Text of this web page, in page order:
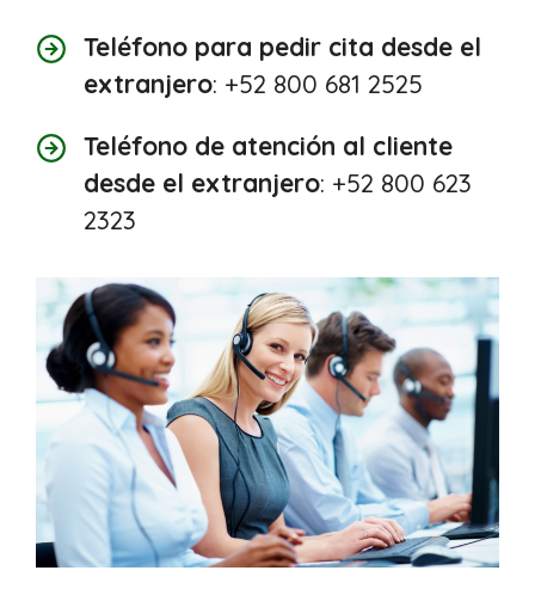
Teléfono para pedir cita desde el
extranjero: +52 800 681 2525
Teléfono de atención al cliente
desde el extranjero: +52 800 623
2323